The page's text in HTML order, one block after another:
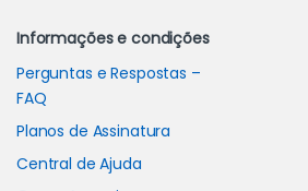
Informações e condições
Perguntas e Respostas –
FAQ
Planos de Assinatura
Central de Ajuda